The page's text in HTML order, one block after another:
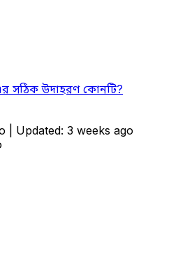
সঠিক উদাহরণ কোনটি?
| Updated: 3 weeks ago